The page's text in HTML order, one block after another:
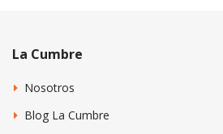
La Cumbre
Nosotros
Blog La Cumbre